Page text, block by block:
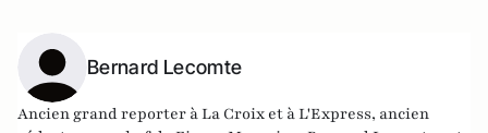
Bernard Lecomte
Ancien grand reporter à La Croix et à L'Express, ancien